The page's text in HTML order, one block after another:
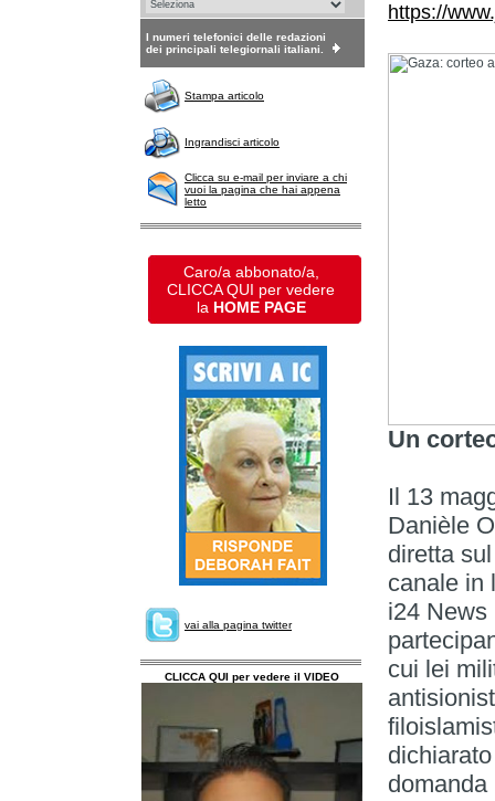
I numeri telefonici delle redazioni
dei principali telegiornali italiani.
Stampa articolo
Ingrandisci articolo
Clicca su e-mail per inviare a chi
vuoi la pagina che hai appena
letto
Caro/a abbonato/a,
CLICCA QUI per vedere
la HOME PAGE
vai alla pagina twitter
CLICCA QUI per vedere il VIDEO
https://
Un
Il 13
Danièle
diretta
canale in
i24 News
cui lei